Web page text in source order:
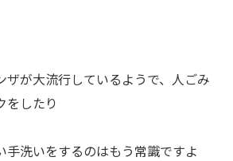
ザが大流行しているようで、人ごみ
をしたり
手洗いをするのはもう常識ですよ